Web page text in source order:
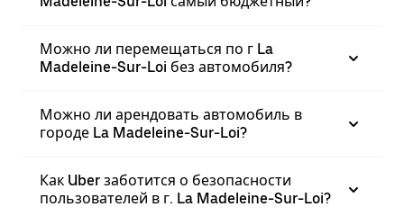
Можно ли перемещаться по г La
Madeleine-Sur-Loi без автомобиля?
Можно ли арендовать автомобиль в
городе La Madeleine-Sur-Loi?
Как Uber заботится о безопасности
пользователей в г. La Madeleine-Sur-Loi?